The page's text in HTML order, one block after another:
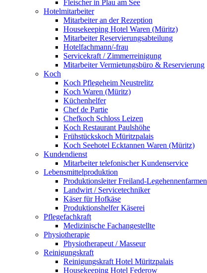
Fleischer in Plau am See
Hotelmitarbeiter
Mitarbeiter an der Rezeption
Housekeeping Hotel Waren (Müritz)
Mitarbeiter Reservierungsabteilung
Hotelfachmann/-frau
Servicekraft / Zimmerreinigung
Mitarbeiter Vermietungsbüro & Reservierung
Koch
Koch Pflegeheim Neustrelitz
Koch Waren (Müritz)
Küchenhelfer
Chef de Partie
Chefkoch Schloss Leizen
Koch Restaurant Paulshöhe
Frühstückskoch Müritzpalais
Koch Seehotel Ecktannen Waren (Müritz)
Kundendienst
Mitarbeiter telefonischer Kundenservice
Lebensmittelproduktion
Produktionsleiter Freiland-Legehennenfarmen
Landwirt / Servicetechniker
Käser für Hofkäse
Produktionshelfer Käserei
Pflegefachkraft
Medizinische Fachangestellte
Physiotherapie
Physiotherapeut / Masseur
Reinigungskraft
Reinigungskraft Hotel Müritzpalais
Housekeeping Hotel Federow